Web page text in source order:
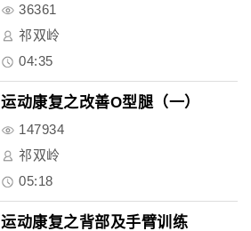
36361
祁双岭
04:35
运动康复之改善O型腿（一）
147934
祁双岭
05:18
运动康复之背部及手臂训练